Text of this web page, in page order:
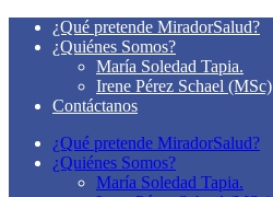
¿Qué pretende MiradorSalud?
¿Quiénes Somos?
María Soledad Tapia.
Irene Pérez Schael (MSc)
Contáctanos
¿Qué pretende MiradorSalud?
¿Quiénes Somos?
María Soledad Tapia.